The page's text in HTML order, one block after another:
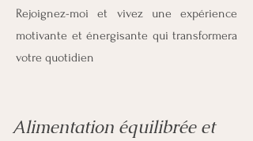
Rejoignez-moi et vivez une expérience
motivante et énergisante qui transformera
votre quotidien
Alimentation équilibrée et